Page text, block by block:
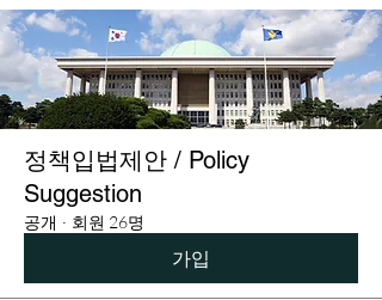
정책입법제안 / Policy
Suggestion
공개 · 회원 26명
가입